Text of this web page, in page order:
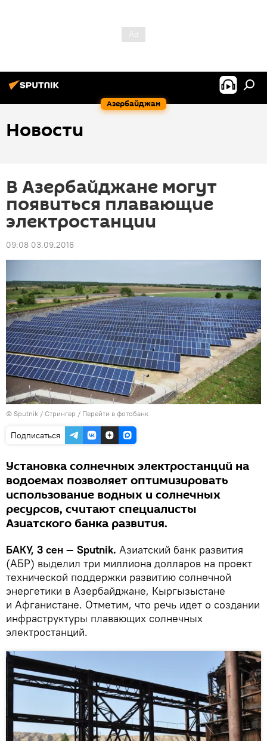
Азербайджан
Новости
В Азербайджане могут
появиться плавающие
электростанции
09:08 03.09.2018
© Sputnik / Стрингер / Перейти в фотобанк
Подписаться
Установка солнечных электростанций на
водоемах позволяет оптимизировать
использование водных и солнечных
ресурсов, считают специалисты
Азиатского банка развития.
БАКУ, 3 сен — Sputnik. Азиатский банк развития
(АБР) выделил три миллиона долларов на проект
технической поддержки развитию солнечной
энергетики в Азербайджане, Кыргызыстане
и Афганистане. Отметим, что речь идет о создании
инфраструктуры плавающих солнечных
электростанций.